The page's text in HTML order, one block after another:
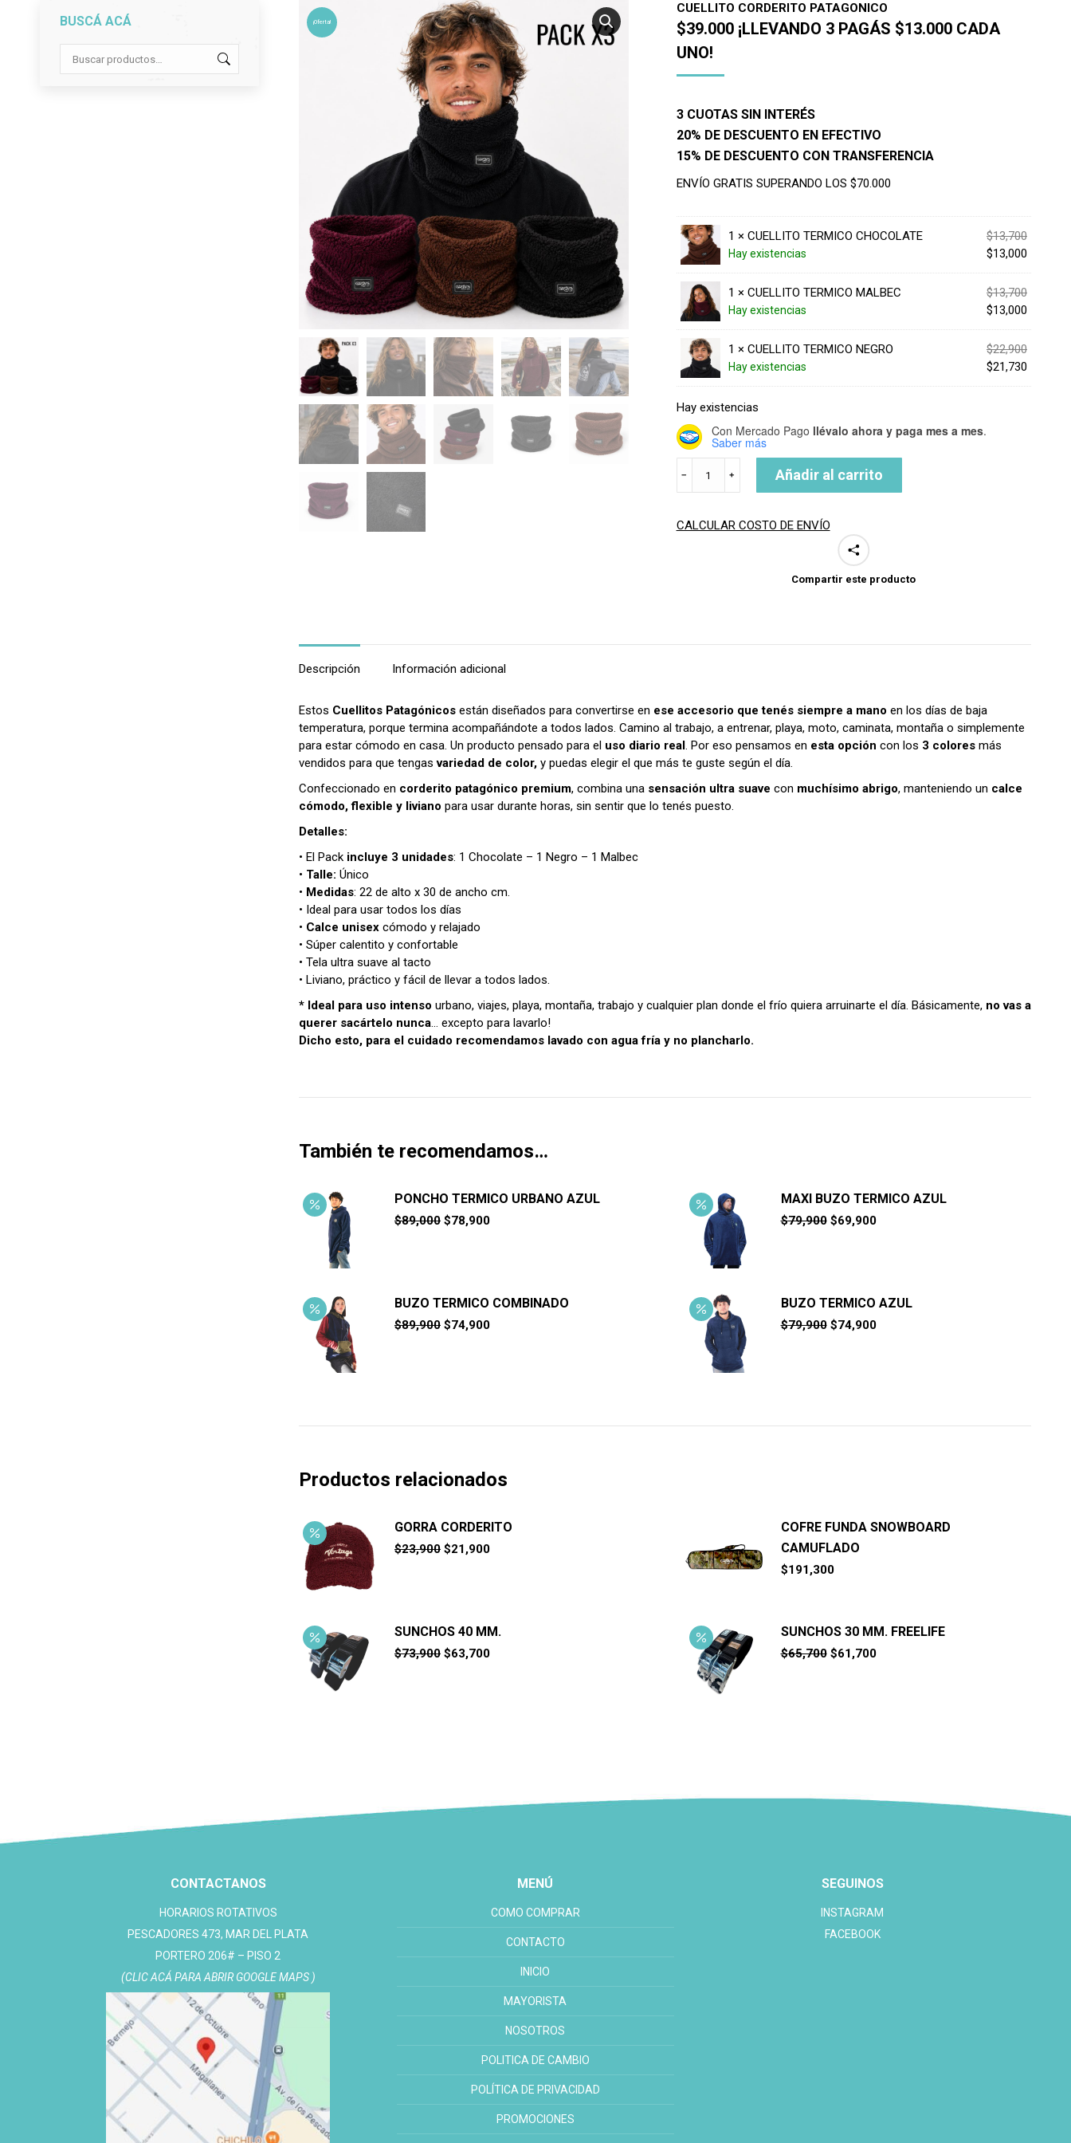
¡Oferta!
CUELLITO CORDERITO PATAGONICO
$39.000 ¡LLEVANDO 3 PAGÁS $13.000 CADA
UNO!
3 CUOTAS SIN INTERÉS
20% DE DESCUENTO EN EFECTIVO
15% DE DESCUENTO CON TRANSFERENCIA
ENVÍO GRATIS SUPERANDO LOS $70.000
1 × CUELLITO TERMICO CHOCOLATE
Hay existencias
$13,700El
precio
original
era:
$13,700.
$13,000El
precio
actual
es:
1 × CUELLITO TERMICO MALBEC
Hay existencias
$13,700El
precio
original
era:
$13,700.
$13,000El
precio
actual
es:
1 × CUELLITO TERMICO NEGRO
Hay existencias
$22,900El
precio
original
$21,730El
precio
Hay existencias
Con Mercado Pago llévalo ahora y paga mes a mes.
Saber más
TERMICO
X3
cantidad
﹣ ﹢ Añadir al carrito
CALCULAR COSTO DE ENVÍO
Compartir este producto
Descripción Información adicional
Estos Cuellitos Patagónicos están diseñados para convertirse en ese accesorio que tenés siempre a mano en los días de baja
temperatura, porque termina acompañándote a todos lados. Camino al trabajo, a entrenar, playa, moto, caminata, montaña o simplemente
para estar cómodo en casa. Un producto pensado para el uso diario real. Por eso pensamos en esta opción con los 3 colores más
vendidos para que tengasvariedad de color, y puedas elegir el que más te guste según el día.
Confeccionado en corderito patagónico premium, combina una sensación ultra suave con muchísimo abrigo, manteniendo un calce
cómodo, flexible y liviano para usar durante horas, sin sentir que lo tenés puesto.
Detalles:
• El Pack incluye 3 unidades: 1 Chocolate – 1 Negro – 1 Malbec
• Talle: Único
• Medidas: 22 de alto x 30 de ancho cm.
• Ideal para usar todos los días
• Calce unisex cómodo y relajado
• Súper calentito y confortable
• Tela ultra suave al tacto
• Liviano, práctico y fácil de llevar a todos lados.
* Ideal para uso intenso urbano, viajes, playa, montaña, trabajo y cualquier plan donde el frío quiera arruinarte el día. Básicamente, no vas a
querer sacártelo nunca… excepto para lavarlo!
Dicho esto, para el cuidado recomendamos lavado con agua fría y no plancharlo.
También te recomendamos…
PONCHO TERMICO URBANO AZUL
$89,000 El
$78,900El
MAXI BUZO TERMICO AZUL
$79,900 El
$69,900El
BUZO TERMICO COMBINADO
$89,900 El
$74,900El
BUZO TERMICO AZUL
$79,900 El
$74,900El
Productos relacionados
GORRA CORDERITO
$23,900 El
$21,900El
COFRE FUNDA SNOWBOARD
CAMUFLADO
$191,300
SUNCHOS 40 MM.
$73,900 El
$63,700El
SUNCHOS 30 MM. FREELIFE
$65,700 El
$61,700El
BUSCÁ ACÁ
CONTACTANOS
HORARIOS ROTATIVOS
PESCADORES 473, MAR DEL PLATA
PORTERO 206# – PISO 2
(CLIC ACÁ PARA ABRIR GOOGLE MAPS )
MENÚ
COMO COMPRAR
CONTACTO
INICIO
MAYORISTA
NOSOTROS
POLITICA DE CAMBIO
POLÍTICA DE PRIVACIDAD
PROMOCIONES
SEGUINOS
INSTAGRAM
FACEBOOK